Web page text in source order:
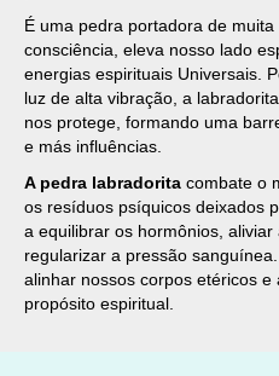
É uma pedra portadora de
consciência, eleva nosso lado
energias espirituais Universais.
luz de alta vibração, a
nos protege, formando uma
e más influências.
A pedra labradorita combate o
os resíduos psíquicos deixados
a equilibrar os hormônios,
regularizar a pressão
alinhar nossos corpos etéricos
propósito espiritual.